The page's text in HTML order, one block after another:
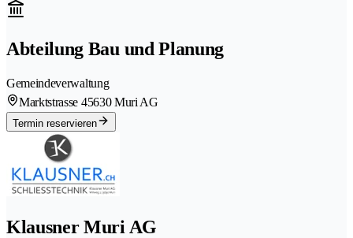
Abteilung Bau und Planung
Gemeindeverwaltung
Marktstrasse 45630 Muri AG
Termin reservieren
Klausner Muri AG